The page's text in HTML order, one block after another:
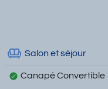
Salon et séjour
Canapé Convertible